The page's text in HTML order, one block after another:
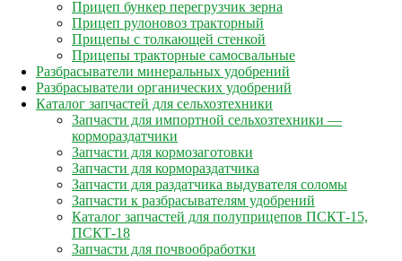
Прицеп бункер перегрузчик зерна
Прицеп рулоновоз тракторный
Прицепы с толкающей стенкой
Прицепы тракторные самосвальные
Разбрасыватели минеральных удобрений
Разбрасыватели органических удобрений
Каталог запчастей для сельхозтехники
Запчасти для импортной сельхозтехники —
кормораздатчики
Запчасти для кормозаготовки
Запчасти для кормораздатчика
Запчасти для раздатчика выдувателя соломы
Запчасти к разбрасывателям удобрений
Каталог запчастей для полуприцепов ПСКТ-15,
ПСКТ-18
Запчасти для почвообработки